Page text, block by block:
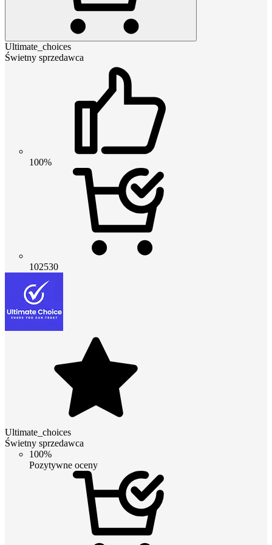
Ultimate_choices
Świetny sprzedawca
100%
102530
Ultimate_choices
Świetny sprzedawca
100%
Pozytywne oceny